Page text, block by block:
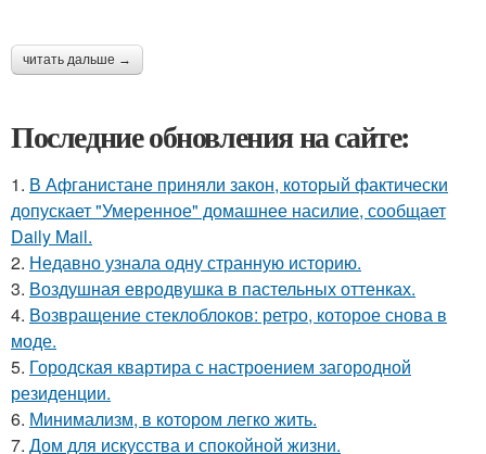
читать дальше →
Последние обновления на сайте:
1. В Афганистане приняли закон, который фактически
допускает "Умеренное" домашнее насилие, сообщает
Daily Mail.
2. Недавно узнала одну странную историю.
3. Воздушная евродвушка в пастельных оттенках.
4. Возвращение стеклоблоков: ретро, которое снова в
моде.
5. Городская квартира с настроением загородной
резиденции.
6. Минимализм, в котором легко жить.
7. Дом для искусства и спокойной жизни.